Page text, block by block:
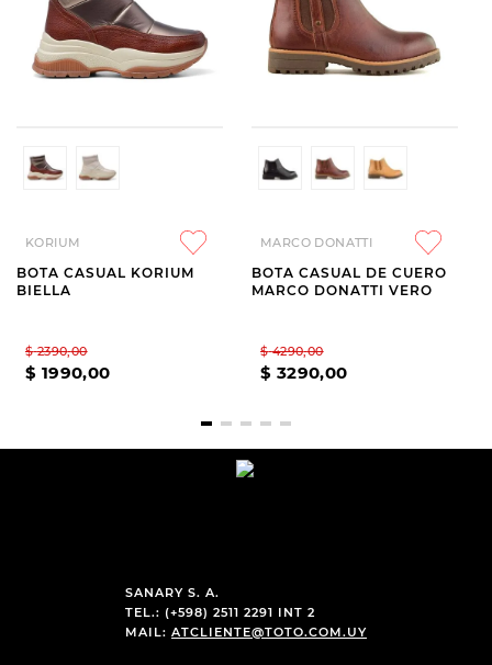
KORIUM
BOTA CASUAL KORIUM
BIELLA
$ 2390,00
$ 1990,00
MARCO DONATTI
BOTA CASUAL DE CUERO
MARCO DONATTI VERO
$ 4290,00
$ 3290,00
SANARY S. A.
TEL.: (+598) 2511 2291 INT 2
MAIL: ATCLIENTE@TOTO.COM.UY